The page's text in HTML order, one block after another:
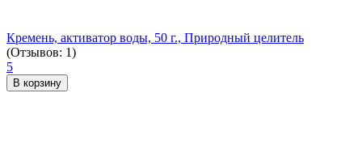
Кремень, активатор воды, 50 г., Природный целитель
(Отзывов: 1)
5
В корзину